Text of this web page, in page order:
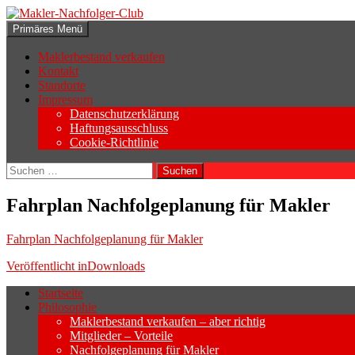
Zum
Inhalt
springen
Makler-Nachfolger-Club
Suchen
Primäres Menü
Maklerbestand verkaufen
Kontakt
Standorte
Impressum
Datenschutzerklärung
Haftungsausschluss
Cookie-Richtlinie
Suchen
nach:
Fahrplan Nachfolgeplanung für Makler
Fahrplan Nachfolgeplanung für Makler
Beitragsnavigation
Veröffentlicht inDownloads
Wenn sich der Makler oder Inhaber
Geschäftsaufgabe.
Startseite
Philosophie
Maklerbestand verkaufen – aber richtig
Mitglieder – Vorteile
Nachfolgeplanung für Makler